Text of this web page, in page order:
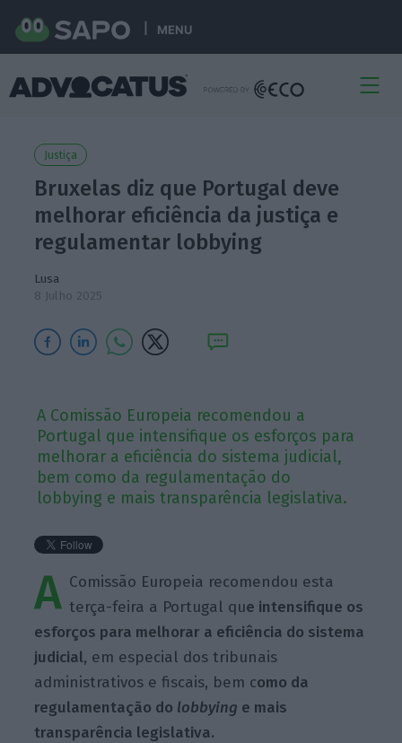
MENU
Justiça
Bruxelas diz que Portugal deve
melhorar eficiência da justiça e
regulamentar lobbying
Lusa
8 Julho 2025
A Comissão Europeia recomendou a
Portugal que intensifique os esforços para
melhorar a eficiência do sistema judicial,
bem como da regulamentação do
lobbying e mais transparência legislativa.
A Comissão Europeia recomendou esta
terça-feira a Portugal que intensifique os
esforços para melhorar a eficiência do sistema
judicial, em especial dos tribunais
administrativos e fiscais, bem como da
regulamentação do lobbying e mais
transparência legislativa.